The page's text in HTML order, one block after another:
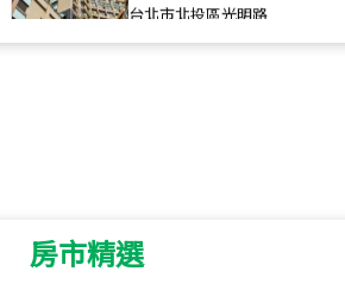
115
房市精選